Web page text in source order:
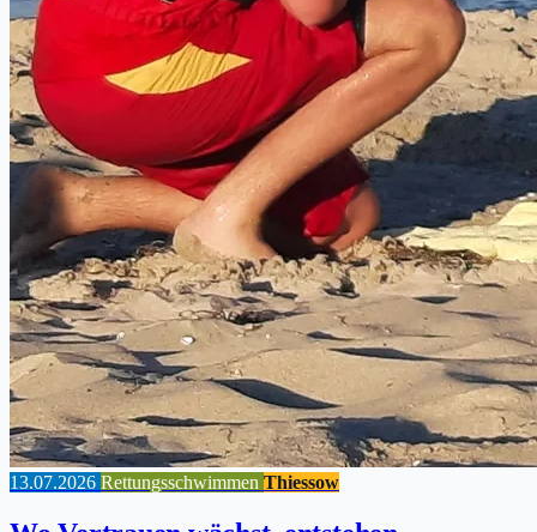
13.07.2026 Rettungsschwimmen Thiessow